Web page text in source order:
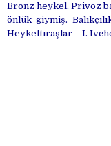
Bronz heykel, Privoz
önlük giymiş.
Heykeltıraşlar – I.